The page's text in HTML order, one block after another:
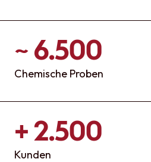
~ 6.500
Chemische Proben
+ 2.500
Kunden